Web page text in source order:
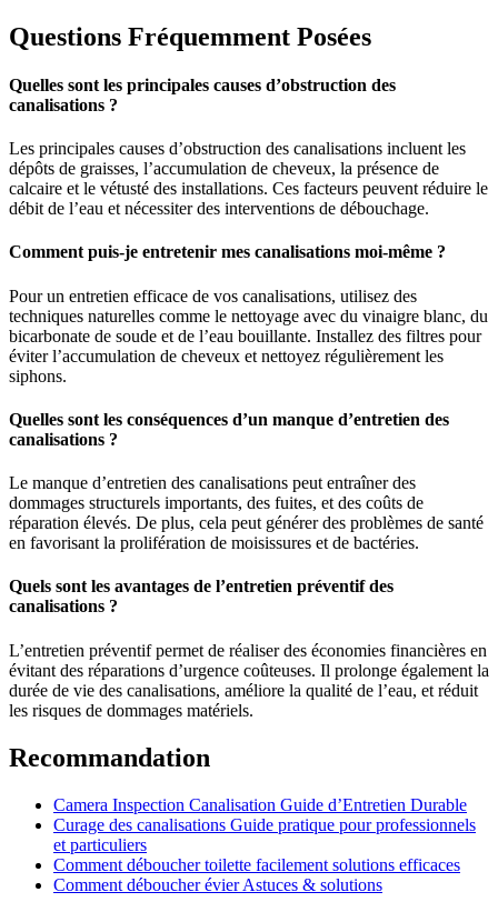
Questions Fréquemment Posées
Quelles sont les principales causes d’obstruction des
canalisations ?
Les principales causes d’obstruction des canalisations incluent les
dépôts de graisses, l’accumulation de cheveux, la présence de
calcaire et le vétusté des installations. Ces facteurs peuvent réduire le
débit de l’eau et nécessiter des interventions de débouchage.
Comment puis-je entretenir mes canalisations moi-même ?
Pour un entretien efficace de vos canalisations, utilisez des
techniques naturelles comme le nettoyage avec du vinaigre blanc, du
bicarbonate de soude et de l’eau bouillante. Installez des filtres pour
éviter l’accumulation de cheveux et nettoyez régulièrement les
siphons.
Quelles sont les conséquences d’un manque d’entretien des
canalisations ?
Le manque d’entretien des canalisations peut entraîner des
dommages structurels importants, des fuites, et des coûts de
réparation élevés. De plus, cela peut générer des problèmes de santé
en favorisant la prolifération de moisissures et de bactéries.
Quels sont les avantages de l’entretien préventif des
canalisations ?
L’entretien préventif permet de réaliser des économies financières en
évitant des réparations d’urgence coûteuses. Il prolonge également la
durée de vie des canalisations, améliore la qualité de l’eau, et réduit
les risques de dommages matériels.
Recommandation
Camera Inspection Canalisation Guide d’Entretien Durable
Curage des canalisations Guide pratique pour professionnels
et particuliers
Comment déboucher toilette facilement solutions efficaces
Comment déboucher évier Astuces & solutions